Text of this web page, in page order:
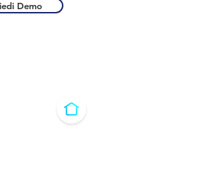
Demo